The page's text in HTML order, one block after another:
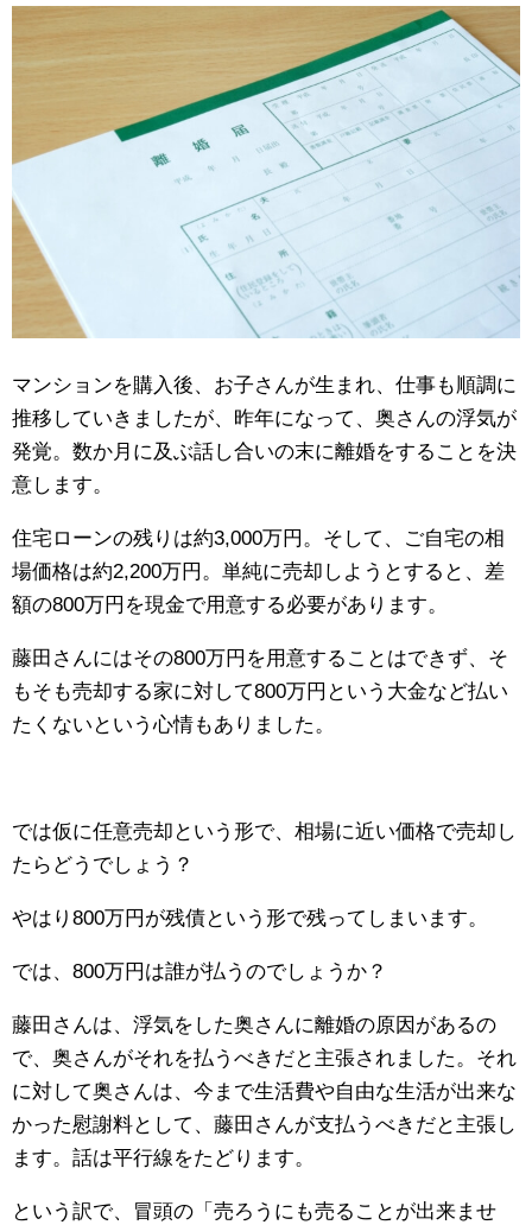
マンションを購入後、お子さんが生まれ、仕事も順調に
推移していきましたが、昨年になって、奥さんの浮気が
発覚。数か月に及ぶ話し合いの末に離婚をすることを決
意します。
住宅ローンの残りは約3,000万円。そして、ご自宅の相
場価格は約2,200万円。単純に売却しようとすると、差
額の800万円を現金で用意する必要があります。
藤田さんにはその800万円を用意することはできず、そ
もそも売却する家に対して800万円という大金など払い
たくないという心情もありました。
では仮に任意売却という形で、相場に近い価格で売却し
たらどうでしょう？
やはり800万円が残債という形で残ってしまいます。
では、800万円は誰が払うのでしょうか？
藤田さんは、浮気をした奥さんに離婚の原因があるの
で、奥さんがそれを払うべきだと主張されました。それ
に対して奥さんは、今まで生活費や自由な生活が出来な
かった慰謝料として、藤田さんが支払うべきだと主張し
ます。話は平行線をたどります。
という訳で、冒頭の「売ろうにも売ることが出来ませ